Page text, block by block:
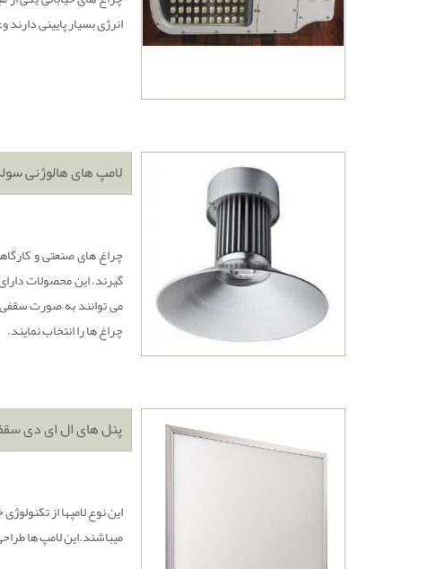
انرژی بسیار پایینی
لامپ های هالوژنی
چراغ های صنعتی و
گیرند. این محصولات
می توانند به صورت سقفی
چراغ ها را انتخاب نمایند.
پنل های ال ای دی
این نوع لامپها از
میباشند.این لامپ ها